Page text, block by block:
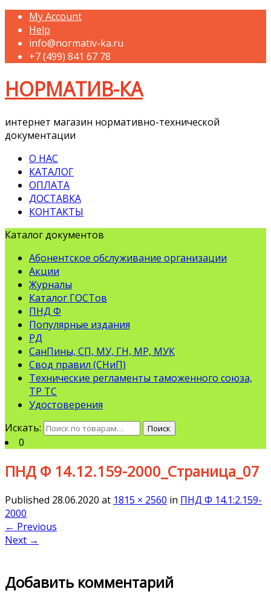
My Account
Help
info@normativ-ka.ru
+7 (499) 841 67 78
НОРМАТИВ-КА
интернет магазин нормативно-технической
документации
О НАС
КАТАЛОГ
ОПЛАТА
ДОСТАВКА
КОНТАКТЫ
Каталог документов
Абонентское обслуживание организации
Акции
Журналы
Каталог ГОСТов
ПНД Ф
Популярные издания
РД
СанПины, СП, МУ, ГН, МР, МУК
Свод правил (СНиП)
Технические регламенты таможенного союза,
ТР ТС
Удостоверения
Искать:
Поиск
0
ПНД Ф 14.12.159-2000_Страница_07
Published 28.06.2020 at 1815 × 2560 in ПНД Ф 14.1:2.159-
2000
← Previous
Next →
Добавить комментарий